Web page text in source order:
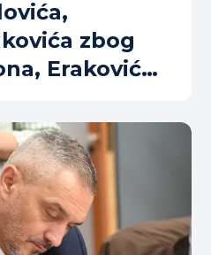
zbog
Eraković
Milu Božoviću